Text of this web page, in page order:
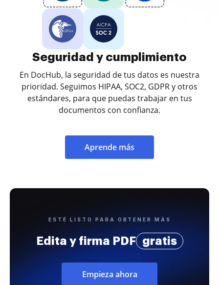
Seguridad y cumplimiento
En DocHub, la seguridad de tus datos es nuestra
prioridad. Seguimos HIPAA, SOC2, GDPR y otros
estándares, para que puedas trabajar en tus
documentos con confianza.
Aprende más
ESTÉ LISTO PARA OBTENER MÁS
Edita y firma PDF gratis
Empieza ahora